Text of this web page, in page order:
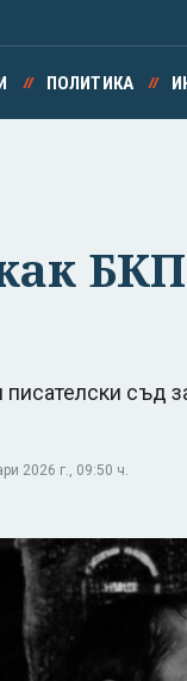
ПОЛИТИКА
съд
2026 г., 09:50 ч.